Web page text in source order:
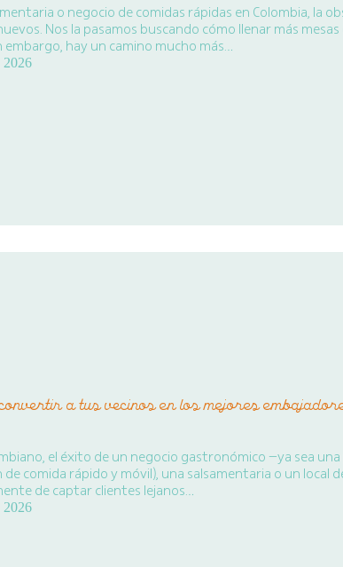
o negocio de comidas rápidas en Colombia, la
Nos la pasamos buscando cómo llenar más mesas
hay un camino mucho más…
2026
a tus vecinos en los mejores
el éxito de un negocio gastronómico —ya sea
comida rápido y móvil), una salsamentaria o un local
de captar clientes lejanos…
2026